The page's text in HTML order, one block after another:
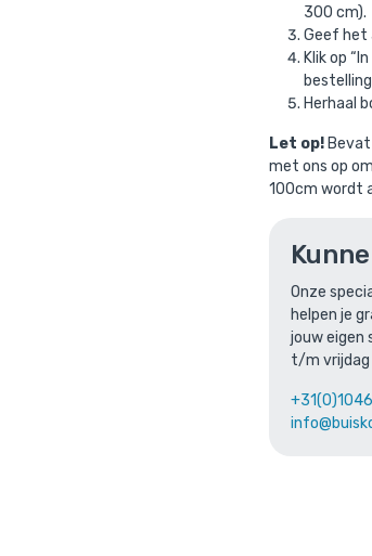
300 cm).
Geef het
Klik op
Herhaal
Let op!
met ons op
100cm wordt
Onze
helpen je
jouw eigen
t/m vrijdag
is toegevoegd aan je
Steigerbuis zwart staal 26,9 mm
vul de gewenste lengte in.